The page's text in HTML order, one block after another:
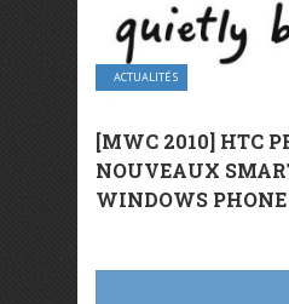
ACTUALITÉS
[MWC 2010] HTC
NOUVEAUX
WINDOWS PHONE